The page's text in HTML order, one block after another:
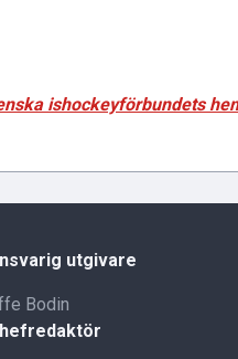
ishockeyförbundets
utgivare
Bodin